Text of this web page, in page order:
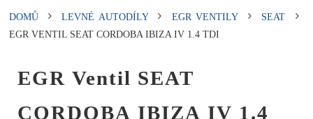
DOMŮ LEVNÉ AUTODÍLY EGR VENTILY
SEAT
EGR VENTIL SEAT CORDOBA IBIZA IV 1.4 TDI
EGR Ventil SEAT
CORDOBA IBIZA IV 1.4